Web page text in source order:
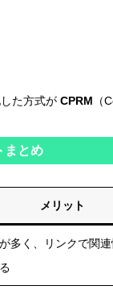
た方式が CPRM （
まとめ
メリット
多く、リンクで関